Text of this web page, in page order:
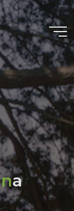
na